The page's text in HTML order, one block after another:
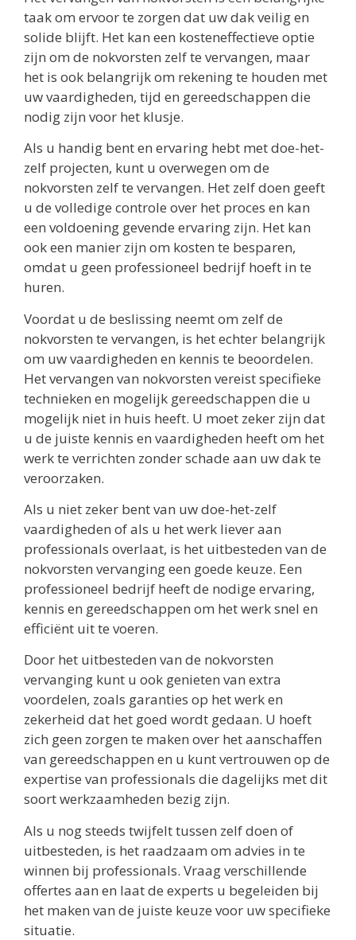
taak om ervoor te zorgen dat uw dak veilig en
solide blijft. Het kan een kosteneffectieve optie
zijn om de nokvorsten zelf te vervangen, maar
het is ook belangrijk om rekening te houden met
uw vaardigheden, tijd en gereedschappen die
nodig zijn voor het klusje.
Als u handig bent en ervaring hebt met doe-het-
zelf projecten, kunt u overwegen om de
nokvorsten zelf te vervangen. Het zelf doen geeft
u de volledige controle over het proces en kan
een voldoening gevende ervaring zijn. Het kan
ook een manier zijn om kosten te besparen,
omdat u geen professioneel bedrijf hoeft in te
huren.
Voordat u de beslissing neemt om zelf de
nokvorsten te vervangen, is het echter belangrijk
om uw vaardigheden en kennis te beoordelen.
Het vervangen van nokvorsten vereist specifieke
technieken en mogelijk gereedschappen die u
mogelijk niet in huis heeft. U moet zeker zijn dat
u de juiste kennis en vaardigheden heeft om het
werk te verrichten zonder schade aan uw dak te
veroorzaken.
Als u niet zeker bent van uw doe-het-zelf
vaardigheden of als u het werk liever aan
professionals overlaat, is het uitbesteden van de
nokvorsten vervanging een goede keuze. Een
professioneel bedrijf heeft de nodige ervaring,
kennis en gereedschappen om het werk snel en
efficiënt uit te voeren.
Door het uitbesteden van de nokvorsten
vervanging kunt u ook genieten van extra
voordelen, zoals garanties op het werk en
zekerheid dat het goed wordt gedaan. U hoeft
zich geen zorgen te maken over het aanschaffen
van gereedschappen en u kunt vertrouwen op de
expertise van professionals die dagelijks met dit
soort werkzaamheden bezig zijn.
Als u nog steeds twijfelt tussen zelf doen of
uitbesteden, is het raadzaam om advies in te
winnen bij professionals. Vraag verschillende
offertes aan en laat de experts u begeleiden bij
het maken van de juiste keuze voor uw specifieke
situatie.